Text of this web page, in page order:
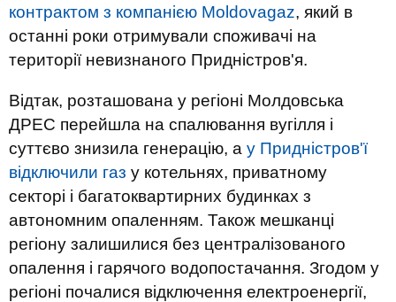
контрактом з компанією Moldovagaz, який в
останні роки отримували споживачі на
території невизнаного Придністров'я.
Відтак, розташована у регіоні Молдовська
ДРЕС перейшла на спалювання вугілля і
суттєво знизила генерацію, а у Придністров'ї
відключили газ у котельнях, приватному
секторі і багатоквартирних будинках з
автономним опаленням. Також мешканці
регіону залишилися без централізованого
опалення і гарячого водопостачання. Згодом у
регіоні почалися відключення електроенергії,